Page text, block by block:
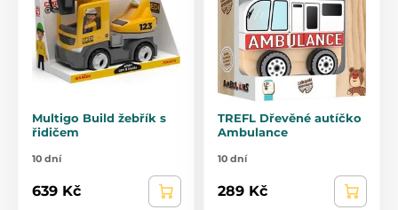
Multigo Build žebřík s
řidičem
10 dní
639 Kč
TREFL Dřevěné autíčko
Ambulance
10 dní
289 Kč